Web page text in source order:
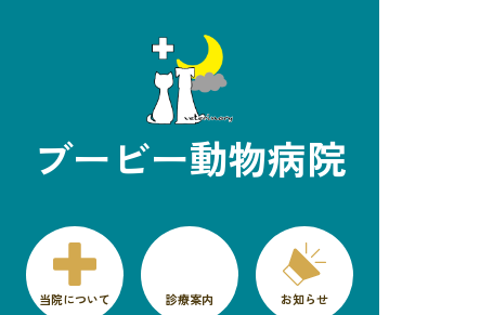
ブービー動物病院
当院について 診療案内 お知らせ